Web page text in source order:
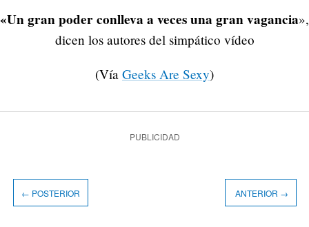
«Un gran poder conlleva a veces una gran vagancia»,
dicen los autores del simpático vídeo
(Vía Geeks Are Sexy)
PUBLICIDAD
← POSTERIOR ANTERIOR →